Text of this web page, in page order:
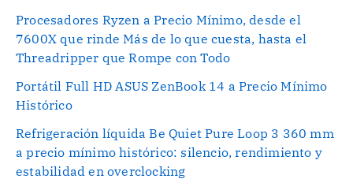
Procesadores Ryzen a Precio Mínimo, desde el
7600X que rinde Más de lo que cuesta, hasta el
Threadripper que Rompe con Todo
Portátil Full HD ASUS ZenBook 14 a Precio Mínimo
Histórico
Refrigeración líquida Be Quiet Pure Loop 3 360 mm
a precio mínimo histórico: silencio, rendimiento y
estabilidad en overclocking